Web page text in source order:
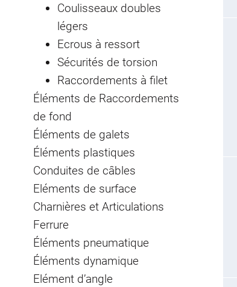
Coulisseaux doubles
légers
Ecrous à ressort
Sécurités de torsion
Raccordements à filet
Éléments de Raccordements
de fond
Éléments de galets
Éléments plastiques
Conduites de câbles
Eléments de surface
Charnières et Articulations
Ferrure
Éléments pneumatique
Éléments dynamique
Elément d’angle